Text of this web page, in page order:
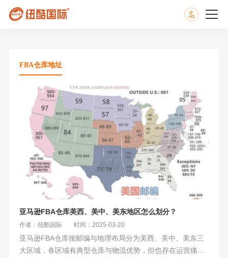
FBA仓库地址
亚马逊FBA仓库美西、美中、美东地区怎么划分？
作者：纽酷国际 时间：2025-03-20
亚马逊FBA仓库按邮编与地理布局分为美西、美中、美东三
大区域，各区域有典型仓库与物流优势，但也存在运营痛